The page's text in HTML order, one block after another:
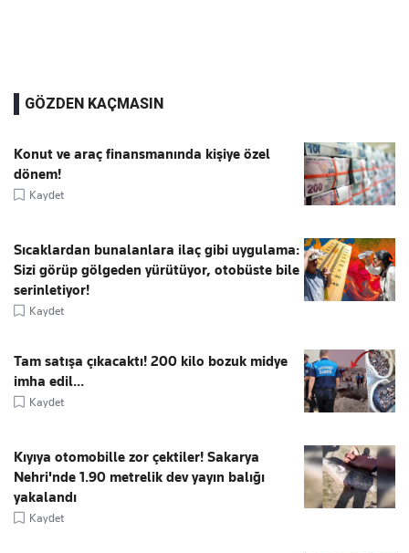
GÖZDEN KAÇMASIN
Konut ve araç finansmanında kişiye özel
dönem!
Kaydet
Sıcaklardan bunalanlara ilaç gibi uygulama:
Sizi görüp gölgeden yürütüyor, otobüste bile
serinletiyor!
Kaydet
Tam satışa çıkacaktı! 200 kilo bozuk midye
imha edil...
Kaydet
Kıyıya otomobille zor çektiler! Sakarya
Nehri'nde 1.90 metrelik dev yayın balığı
yakalandı
Kaydet